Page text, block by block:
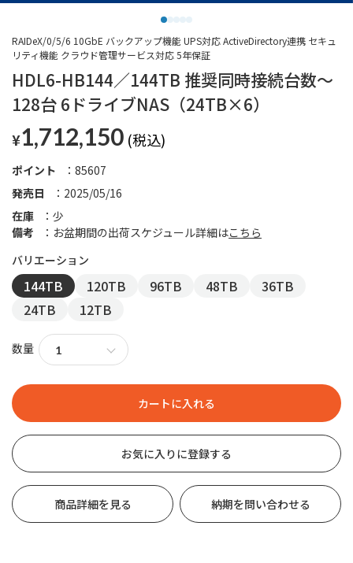
HDL6-HB144／144TB 推奨同時接続台数～
128台 6ドライブNAS（24TB×6）
RAIDeX/0/5/6 10GbE バックアップ機能 UPS対応 ActiveDirectory連携 セキュ
リティ機能 クラウド管理サービス対応 5年保証
¥1,712,150
発売日 2025/05/16
ポイント 85607
在庫
少
備考
お盆期間の出荷スケジュール詳細はこちら
144TB 120TB 96TB 48TB
36TB
24TB
12TB
数量
お気に入りに登録する
商品詳細を見る 納期を問い合わせる